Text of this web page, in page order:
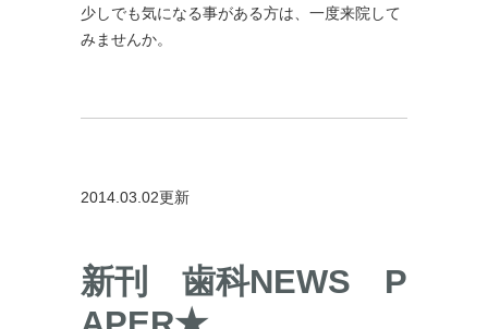
少しでも気になる事がある方は、一度来院して
みませんか。
2014.03.02更新
新刊 歯科NEWS P